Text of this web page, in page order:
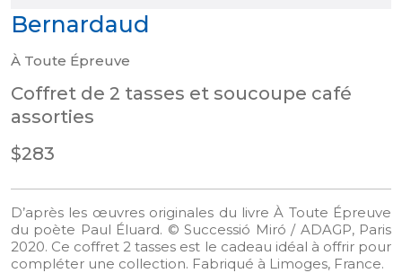
Bernardaud
À Toute Épreuve
Coffret de 2 tasses et soucoupe café
assorties
$283
D’après les œuvres originales du livre À Toute Épreuve
du poète Paul Éluard. © Successió Miró / ADAGP, Paris
2020. Ce coffret 2 tasses est le cadeau idéal à offrir pour
compléter une collection. Fabriqué à Limoges, France.